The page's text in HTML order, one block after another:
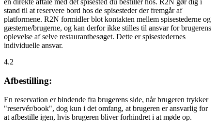
en direkte aftale med det spisested du bestiller hos. R2N gør dig i
stand til at reservere bord hos de spisesteder der fremgår af
platformene. R2N formidler blot kontakten mellem spisestederne og
gæsterne/brugerne, og kan derfor ikke stilles til ansvar for brugerens
oplevelse af selve restaurantbesøget. Dette er spisestedernes
individuelle ansvar.
4.2
Afbestilling:
En reservation er bindende fra brugerens side, når brugeren trykker
"reservér/book", dog kun i det omfang, at brugeren er ansvarlig for
at afbestille igen, hvis brugeren bliver forhindret i at møde op.